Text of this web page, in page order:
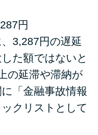
円
3,287円の遅延
た額ではないと
の延滞や滞納が
「金融事故情報
クリストとして